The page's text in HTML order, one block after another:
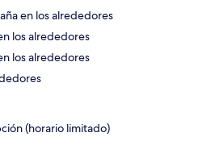
en los alrededores
los alrededores
los alrededores
(horario limitado)